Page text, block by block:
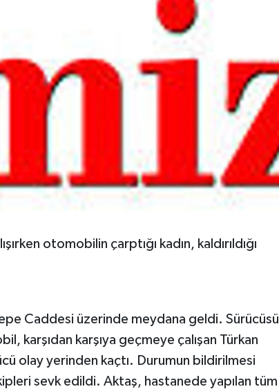
otomobilin çarptığı kadın, kaldırıldığı
Caddesi üzerinde meydana geldi. Sürücüsü
karşıdan karşıya geçmeye çalışan Türkan
olay yerinden kaçtı. Durumun bildirilmesi
sevk edildi. Aktaş, hastanede yapılan tüm